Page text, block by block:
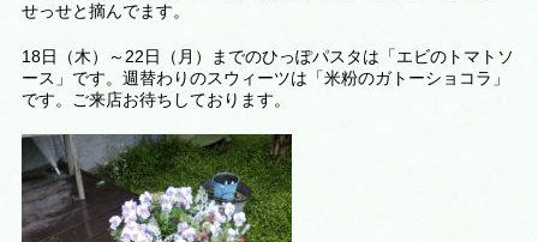
せっせと摘んでます。
18日（木）～22日（月）までのひっぽパスタは「エビのトマトソ
ース」です。週替わりのスウィーツは 「米粉のガトーショコラ 」
です。ご来店お待ちしております。